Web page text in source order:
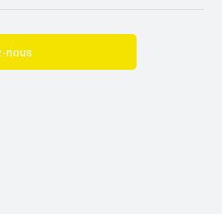
nous